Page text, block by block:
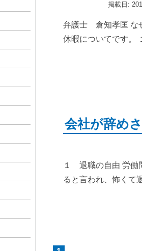
掲載日:
弁護士 倉知孝匡 な
休暇についてです。
会社が辞め
１ 退職の自由 労働
ると言われ、怖くて